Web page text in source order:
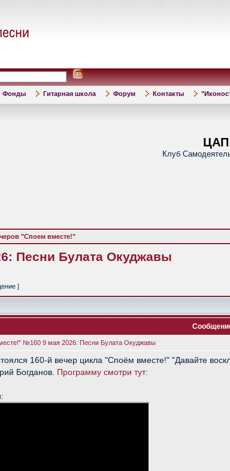
Фонды Гитарная школа Форум Контакты
ЦАП
Клуб
"Споем вместе!"
Песни Булата Окуджавы
]
№160 9 мая 2026: Песни Булата Окуджавы
160-й вечер цикла "Споём вместе!" "Давайте
Богданов. Программу смотри тут: